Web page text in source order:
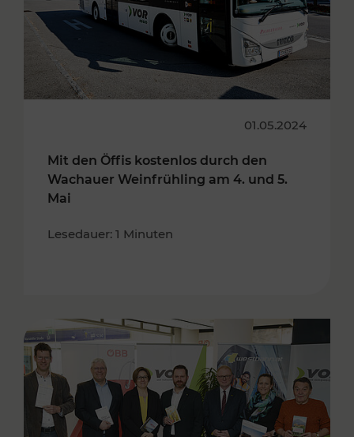
01.05.2024
Mit den Öffis kostenlos durch den
Wachauer Weinfrühling am 4. und 5.
Mai
Lesedauer: 1 Minuten